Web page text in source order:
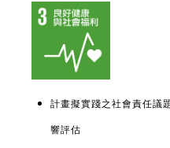
計畫擬實踐之社會責任議
響評估